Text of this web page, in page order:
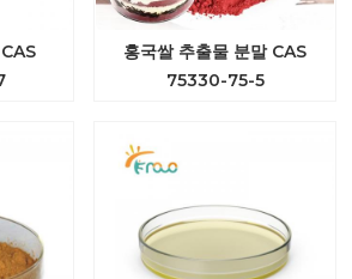
홍국쌀 추출물 분말 CAS
75330-75-5